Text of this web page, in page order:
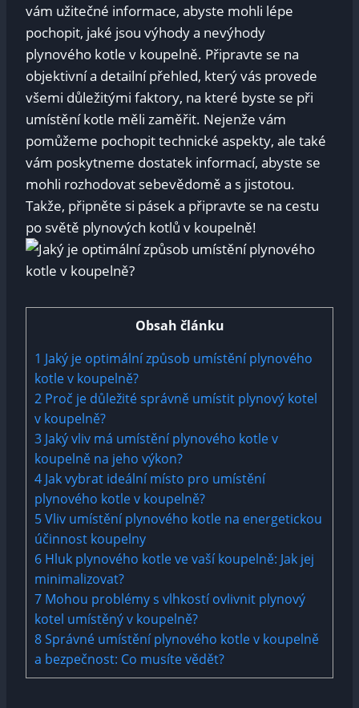
vám užitečné informace, abyste mohli lépe
pochopit, jaké jsou výhody a nevýhody
plynového kotle v koupelně. Připravte se na
objektivní a detailní přehled, který vás provede
všemi důležitými faktory, na které byste se při
umístění kotle měli zaměřit. Nejenže vám
pomůžeme pochopit technické aspekty, ale také
vám poskytneme dostatek informací, abyste se
mohli rozhodovat sebevědomě a s jistotou.
Takže, připněte si pásek a připravte se na cestu
po světě plynových kotlů v koupelně!
Obsah článku
1 Jaký je optimální způsob umístění plynového
kotle v koupelně?
2 Proč je důležité správně umístit plynový kotel
v koupelně?
3 Jaký vliv má umístění plynového kotle v
koupelně na jeho výkon?
4 Jak vybrat ideální místo pro umístění
plynového kotle v koupelně?
5Vliv umístění plynového kotle na energetickou
účinnost koupelny
6 Hluk plynového kotle ve vaší koupelně: Jak jej
minimalizovat?
7 Mohou problémy s vlhkostí ovlivnit plynový
kotel umístěný v koupelně?
8Správné umístění plynového kotle v koupelně
a bezpečnost: Co musíte vědět?